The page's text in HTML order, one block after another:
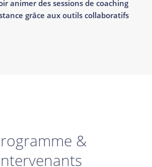
animer des sessions de coaching
grâce aux outils collaboratifs
&